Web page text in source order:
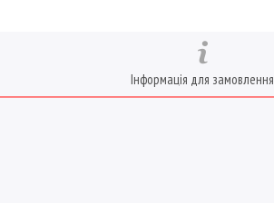
Інформація для замовлення